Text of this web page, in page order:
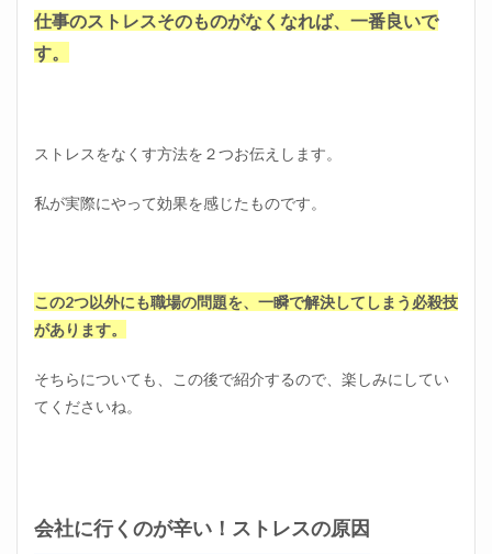
仕事のストレスそのものがなくなれば、一番良いで
す。
ストレスをなくす方法を２つお伝えします。
私が実際にやって効果を感じたものです。
この2つ以外にも職場の問題を、一瞬で解決してしまう必殺技
があります。
そちらについても、この後で紹介するので、楽しみにしてい
てくださいね。
会社に行くのが辛い！ストレスの原因